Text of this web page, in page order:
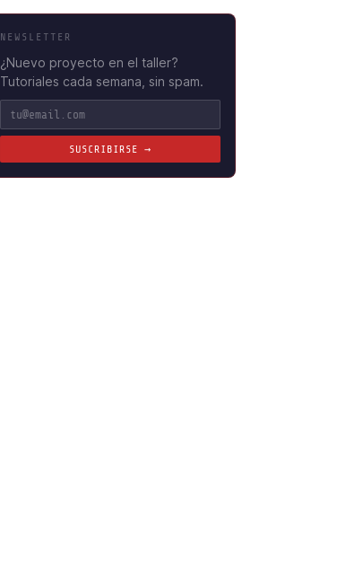
NEWSLETTER
¿Nuevo proyecto en el taller?
Tutoriales cada semana, sin spam.
SUSCRIBIRSE →